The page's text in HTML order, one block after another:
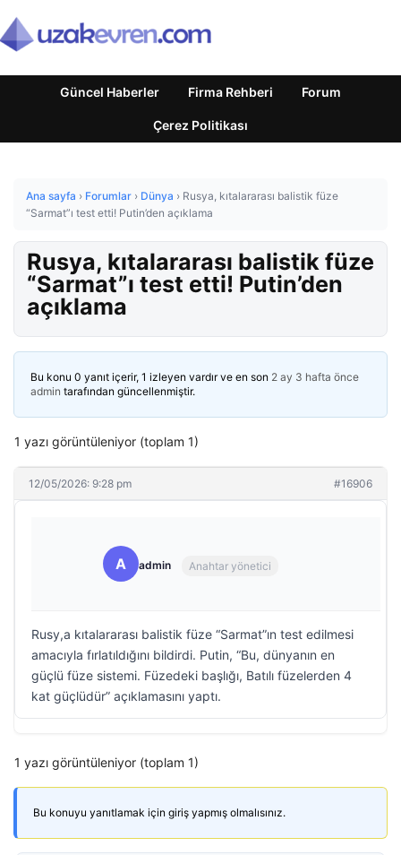
Güncel Haberler Firma Rehberi Forum
Çerez Politikası
Ana sayfa › Forumlar › Dünya › Rusya, kıtalararası balistik füze
“Sarmat”ı test etti! Putin’den açıklama
Rusya, kıtalararası balistik füze
“Sarmat”ı test etti! Putin’den
açıklama
Bu konu 0 yanıt içerir, 1 izleyen vardır ve en son 2 ay 3 hafta önce
admin tarafından güncellenmiştir.
1 yazı görüntüleniyor (toplam 1)
12/05/2026: 9:28 pm #16906
A admin Anahtar yönetici
Rusy,a kıtalararası balistik füze “Sarmat”ın test edilmesi
amacıyla fırlatıldığını bildirdi. Putin, “Bu, dünyanın en
güçlü füze sistemi. Füzedeki başlığı, Batılı füzelerden 4
kat güçlüdür” açıklamasını yaptı.
1 yazı görüntüleniyor (toplam 1)
Bu konuyu yanıtlamak için giriş yapmış olmalısınız.